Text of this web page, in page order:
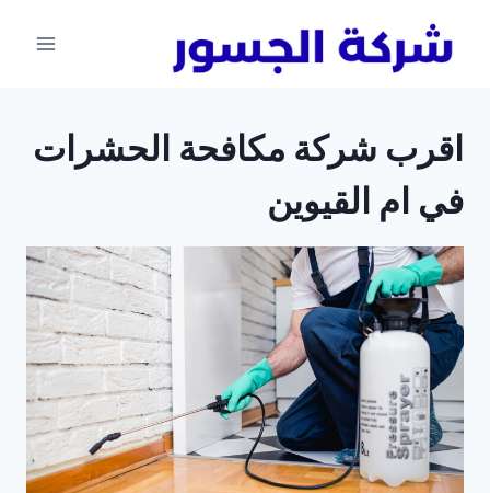
اقرب شركة مكافحة الحشرات
في ام القيوين